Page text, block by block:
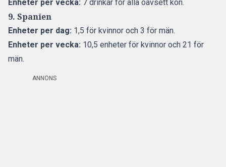
Enheter per vecka: 7 drinkar för alla oavsett kön.
9. Spanien
Enheter per dag: 1,5 för kvinnor och 3 för män.
Enheter per vecka: 10,5 enheter för kvinnor och 21 för
män.
ANNONS